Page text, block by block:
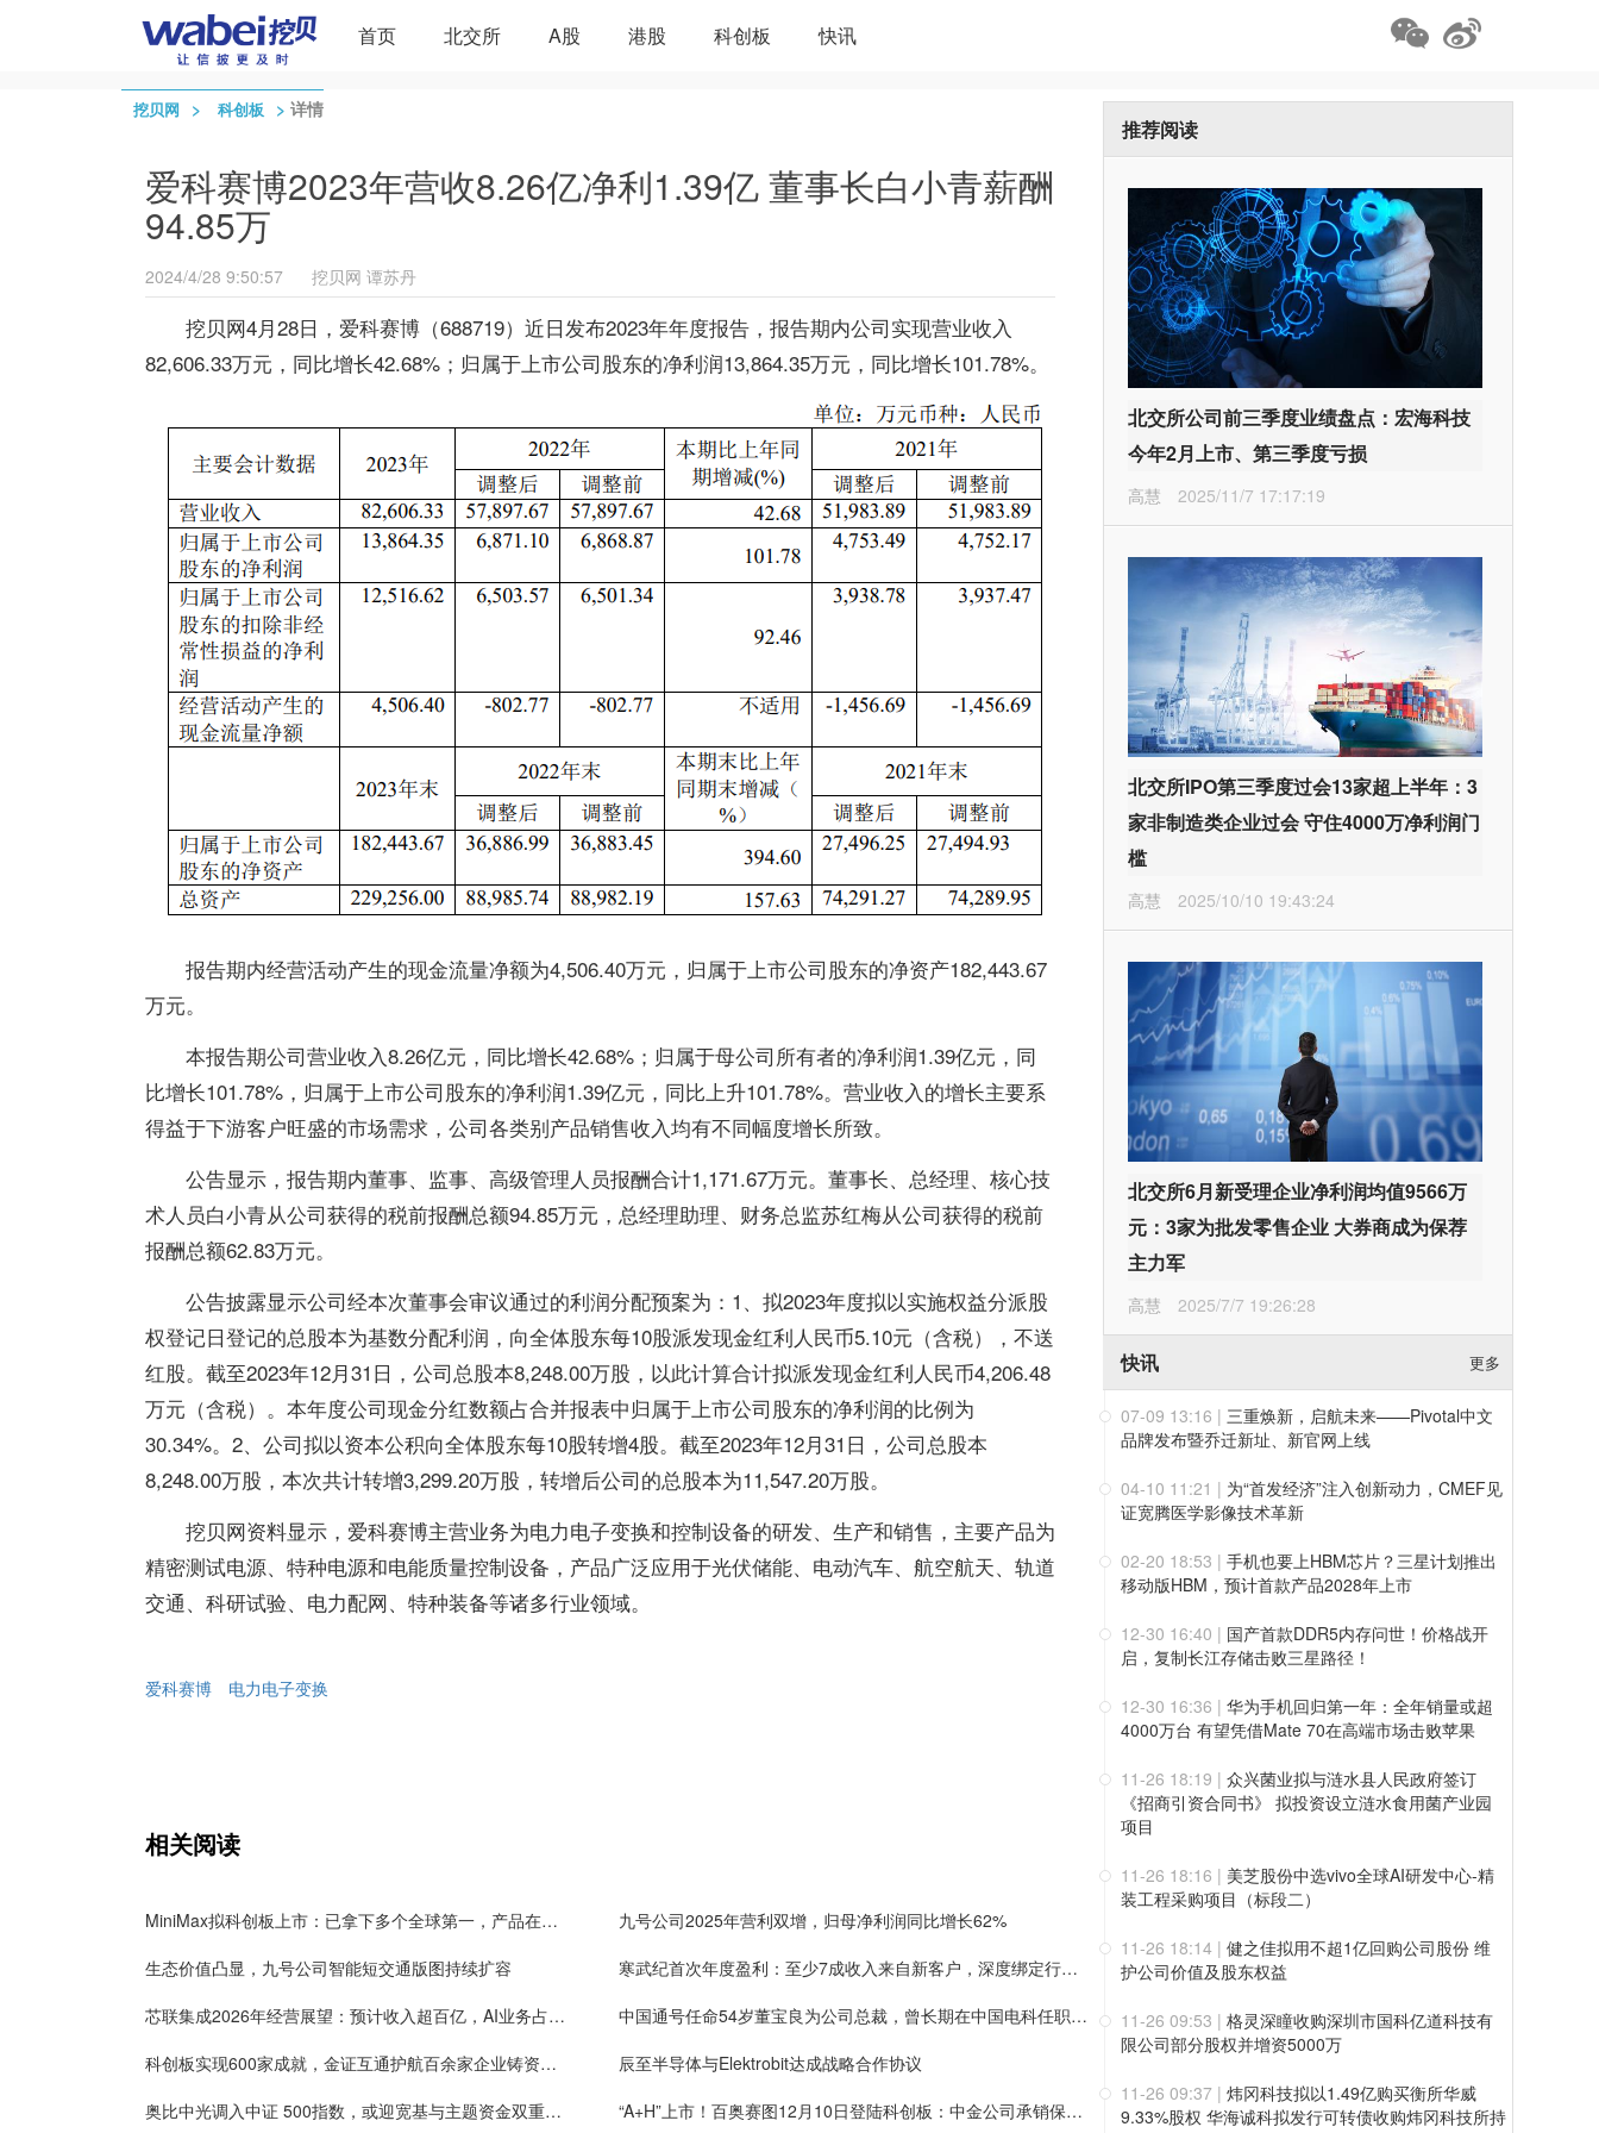
首页 北交所 A股 港股 科创板 快讯
挖贝网 > 科创板 > 详情
爱科赛博2023年营收8.26亿净利1.39亿 董事长白小青薪酬
94.85万
2024/4/28 9:50:57 挖贝网 谭苏丹
挖贝网4月28日， 爱科赛博 （688719）近日发布2023年年度报告，报告期内公司实现营业收入
82,606.33万元，同比增长42.68%；归属于上市公司股东的净利润13,864.35万元，同比增长101.78%。
报告期内经营活动产生的现金流量净额为4,506.40万元，归属于上市公司股东的净资产182,443.67
万元。
本报告期公司营业收入8.26亿元，同比增长42.68%；归属于母公司所有者的净利润1.39亿元，同
比增长101.78%，归属于上市公司股东的净利润1.39亿元，同比上升101.78%。营业收入的增长主要系
得益于下游客户旺盛的市场需求，公司各类别产品销售收入均有不同幅度增长所致。
公告显示，报告期内董事、监事、高级管理人员报酬合计1,171.67万元。 董事长、总经理、核心技
术人员白小青从公司获得的税前报酬总额94.85万元 ， 总经理助理、财务总监苏红梅从公司获得的税前
报酬总额62.83万元。
公告披露显示公司经本次董事会审议通过的利润分配预案为： 1、拟2023年度拟以实施权益分派股
权登记日登记的总股本为基数分配利润，向全体股东每10股派发现金红利人民币5.10元（含税），不送
红股。截至2023年12月31日，公司总股本8,248.00万股，以此计算合计拟派发现金红利人民币4,206.48
万元（含税）。本年度公司现金分红数额占合并报表中归属于上市公司股东的净利润的比例为
30.34%。2、公司拟以资本公积向全体股东每10股转增4股。截至2023年12月31日，公司总股本
8,248.00万股，本次共计转增3,299.20万股，转增后公司的总股本为11,547.20万股。
挖贝网资料显示，爱科赛博主营业务为电力电子变换和控制设备的研发、生产和销售，主要产品为
精密测试电源、特种电源和电能质量控制设备，产品广泛应用于光伏储能、电动汽车、航空航天、轨道
交通、科研试验、电力配网、特种装备等诸多行业领域。
爱科赛博 电力电子变换
相关阅读
MiniMax拟科创板上市：已拿下多个全球第一，产品在编程测试中刷新行业记录，已服务逾2.36亿用户
九号公司2025年营利双增，归母净利润同比增长62%
生态价值凸显，九号公司智能短交通版图持续扩容
寒武纪首次年度盈利：至少7成收入来自新客户，深度绑定行业头部客户，行业整体盈利曙光初现
芯联集成2026年经营展望：预计收入超百亿，AI业务占比超10%
中国通号任命54岁董宝良为公司总裁，曾长期在中国电科任职，董事长楼齐良63岁，2024年薪酬57万
科创板实现600家成就，金证互通护航百余家企业铸资本服务标杆
辰至半导体与Elektrobit达成战略合作协议
奥比中光调入中证 500指数，或迎宽基与主题资金双重加持
“A+H”上市！百奥赛图12月10日登陆科创板：中金公司承销保荐费9850万元 保代为漆遥、张韦弦
推荐阅读
北交所公司前三季度业绩盘点：宏海科技
今年2月上市、第三季度亏损
高慧 2025/11/7 17:17:19
北交所IPO第三季度过会13家超上半年：3
家非制造类企业过会 守住4000万净利润门
槛
高慧 2025/10/10 19:43:24
北交所6月新受理企业净利润均值9566万
元：3家为批发零售企业 大券商成为保荐
主力军
高慧 2025/7/7 19:26:28
快讯 更多
07-09 13:16 | 三重焕新，启航未来——Pivotal中文
品牌发布暨乔迁新址、新官网上线
04-10 11:21 | 为“首发经济”注入创新动力，CMEF见
证宽腾医学影像技术革新
02-20 18:53 | 手机也要上HBM芯片？三星计划推出
移动版HBM，预计首款产品2028年上市
12-30 16:40 | 国产首款DDR5内存问世！价格战开
启，复制长江存储击败三星路径！
12-30 16:36 | 华为手机回归第一年：全年销量或超
4000万台 有望凭借Mate 70在高端市场击败苹果
11-26 18:19 | 众兴菌业拟与涟水县人民政府签订
《招商引资合同书》 拟投资设立涟水食用菌产业园
项目
11-26 18:16 | 美芝股份中选vivo全球AI研发中心-精
装工程采购项目（标段二）
11-26 18:14 | 健之佳拟用不超1亿回购公司股份 维
护公司价值及股东权益
11-26 09:53 | 格灵深瞳收购深圳市国科亿道科技有
限公司部分股权并增资5000万
11-26 09:37 | 炜冈科技拟以1.49亿购买衡所华威
9.33%股权 华海诚科拟发行可转债收购炜冈科技所持